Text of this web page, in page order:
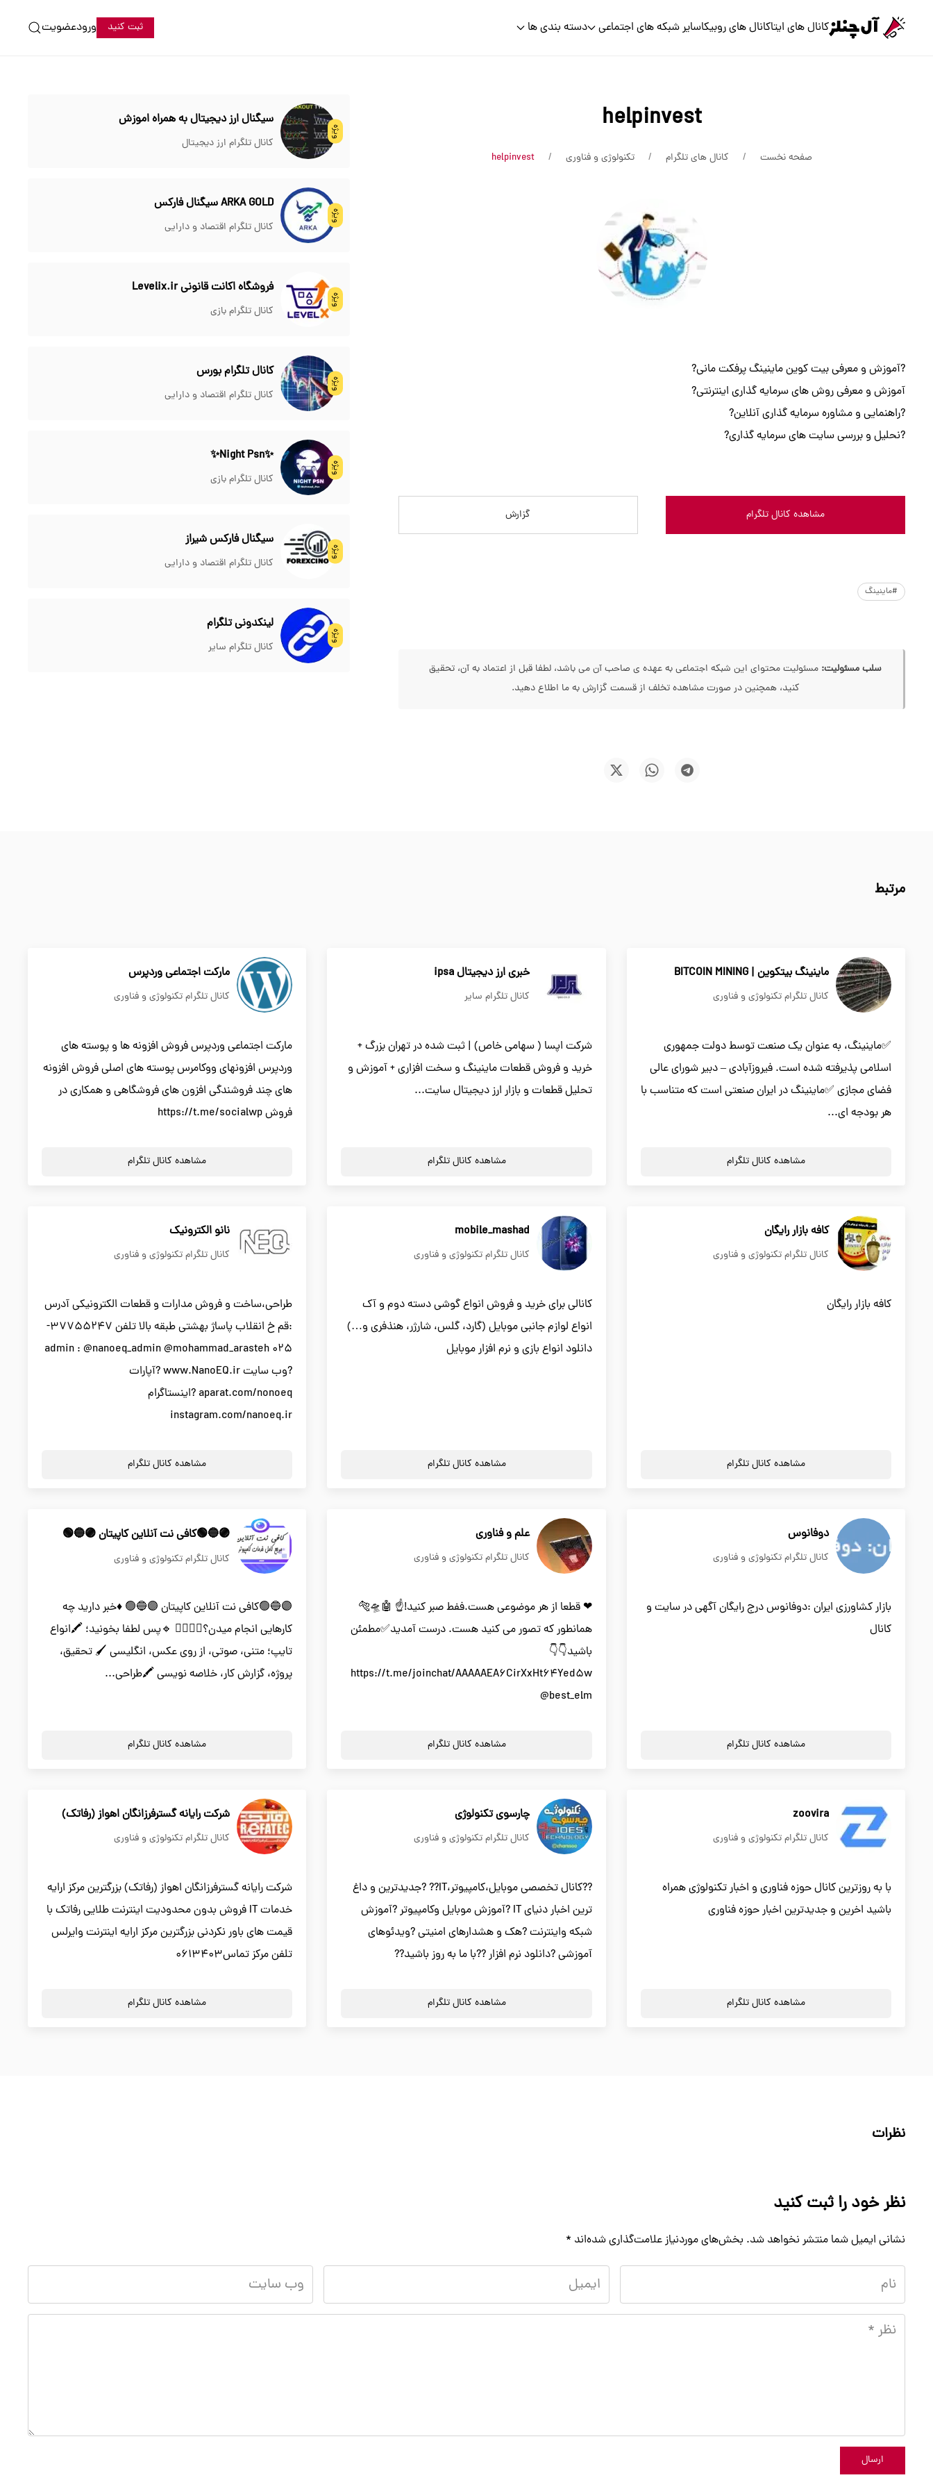
کانال های ایتاکانال های روبیکاسایر شبکه های اجتماعی دسته بندی ها ثبت کنید ورودعضویت
helpinvest
صفحه نخست کانال های تلگرام تکنولوژی و فناوری helpinvest
?آموزش و معرفی بیت کوین ماینینگ پرفکت مانی?
آموزش و معرفی روش های سرمایه گذاری اینترنتی?
?راهنمایی و مشاوره سرمایه گذاری آنلاين?
?نحلیل و بررسی سایت های سرمایه گذاری?
مشاهده کانال تلگرام گزارش
#ماینینگ
سلب مسئولیت: مسئولیت محتوای این شبکه اجتماعی به عهده ی صاحب آن می باشد، لطفا قبل از اعتماد به آن، تحقیق
کنید، همچنین در صورت مشاهده تخلف از قسمت گزارش به ما اطلاع دهید.
ویژه
سیگنال ارز دیجیتال به همراه اموزش
کانال تلگرام ارز دیجیتال
ویژه
ARKA GOLD سیگنال فارکس
کانال تلگرام اقتصاد و دارایی
ویژه
فروشگاه اکانت قانونی Levelix.ir
کانال تلگرام بازی
ویژه
کانال تلگرام بورس
کانال تلگرام اقتصاد و دارایی
ویژه
✨Night Psn✨
کانال تلگرام بازی
ویژه
سیگنال فارکس شیراز
کانال تلگرام اقتصاد و دارایی
ویژه
لینکدونی تلگرام
کانال تلگرام سایر
مرتبط
ماینینگ بیتکوین | BITCOIN MINING
کانال تلگرام تکنولوژی و فناوری
✅ماینینگ، به عنوان یک صنعت توسط دولت جمهوری
اسلامی پذیرفته شده است. فیروزآبادی – دبیر شورای عالی
فضای مجازی ✅ماینینگ در ایران صنعتی است که متناسب با
هر بودجه ای...
مشاهده کانال تلگرام
خبری ارز دیجیتال ipsa
کانال تلگرام سایر
شرکت اپسا ( سهامی خاص) | ثبت شده در تهران بزرگ +
خرید و فروش قطعات ماینینگ و سخت افزاری + آموزش و
تحلیل قطعات و بازار ارز دیجیتال سایت...
مشاهده کانال تلگرام
مارکت اجتماعی وردپرس
کانال تلگرام تکنولوژی و فناوری
مارکت اجتماعی وردپرس فروش افزونه ها و پوسته های
وردپرس افزونهاي ووكامرس پوسته هاي اصلي فروش افزونه
هاي چند فروشندگي افزون هاي فروشگاهي و همكاري در
فروش https://t.me/socialwp
مشاهده کانال تلگرام
کافه بازار رایگان
کانال تلگرام تکنولوژی و فناوری
کافه بازار رایگان
مشاهده کانال تلگرام
mobile_mashad
کانال تلگرام تکنولوژی و فناوری
کانالی برای خرید و فروش انواع گوشی دسته دوم و آک
انواع لوازم جانبی موبایل (گارد، گلس، شارژر، هنذفری و…)
دانلود انواع بازی و نرم افزار موبایل
مشاهده کانال تلگرام
نانو الکترونیک
کانال تلگرام تکنولوژی و فناوری
طراحی،ساخت و فروش مدارات و قطعات الکترونیکی آدرس
:قم خ انقلاب پاساژ بهشتی طبقه بالا تلفن 37755247-
025 admin : @nanoeq_admin @mohammad_arasteh
?وب سایت www.NanoEQ.ir ?آپارات
aparat.com/nonoeq ?اینستاگرام
instagram.com/nanoeq.ir
مشاهده کانال تلگرام
دوفانوس
کانال تلگرام تکنولوژی و فناوری
بازار کشاورزی ایران :دوفانوس درج رایگان آگهی در سایت و
کانال
مشاهده کانال تلگرام
علم و فناوری
کانال تلگرام تکنولوژی و فناوری
❤ قطعا از هر موضوعی هست.ففط صبر کنید!☝️ 🤖🛸🐅
همانطور که تصور می کنید هست. درست آمدید✅مطمئن
باشید👇👇
https://t.me/joinchat/AAAAAEA6CirXxHt64Yed5w
@best_elm
مشاهده کانال تلگرام
🟣🔵🟢کافی نت آنلاین کاپیتان 🟣🔵🟢
کانال تلگرام تکنولوژی و فناوری
🟣🔵🟢کافی نت آنلاین کاپیتان 🟣🔵🟢 ♦️خبر دارید چه
کارهایی انجام میدن؟🤷‍♂️🤷‍♀️ 🔹پس لطفا بخونید؛ 🖍انواع
تایپ؛ متنی، صوتی، از روی عکس، انگلیسی 🖌 تحقیق،
پروژه، گزارش کار، خلاصه نویسی 🖍طراحی...
مشاهده کانال تلگرام
zoovira
کانال تلگرام تکنولوژی و فناوری
با به روزترین کانال حوزه فناوری و اخبار تکنولوژی همراه
باشید اخرین و جدیدترین اخبار حوزه فناوری
مشاهده کانال تلگرام
چارسوی تکنولوژی
کانال تلگرام تکنولوژی و فناوری
??کانال تخصصی موبایل،کامپیوتر،IT?? ?جدیدترین و داغ
ترین اخبار دنیای IT ?آموزش موبایل وکامپیوتر ?آموزش
شبکه واینترنت ?هک و هشدارهای امنیتی ?ویدئوهای
آموزشی ?دانلود نرم افزار ??با ما به روز باشید??
مشاهده کانال تلگرام
شرکت رایانه گسترفرزانگان اهواز (رفاتک)
کانال تلگرام تکنولوژی و فناوری
شرکت رایانه گسترفرزانگان اهواز (رفاتک) بزرگترین مرکز ارایه
خدمات IT فروش بدون محدودیت اینترنت طلایی رفاتک با
قیمت های باور نکردنی بزرگترین مرکز ارایه اینترنت وایرلس
تلفن مرکز تماس0613403
مشاهده کانال تلگرام
نظرات
نظر خود را ثبت کنید
نشانی ایمیل شما منتشر نخواهد شد. بخش‌های موردنیاز علامت‌گذاری شده‌اند *
ارسال